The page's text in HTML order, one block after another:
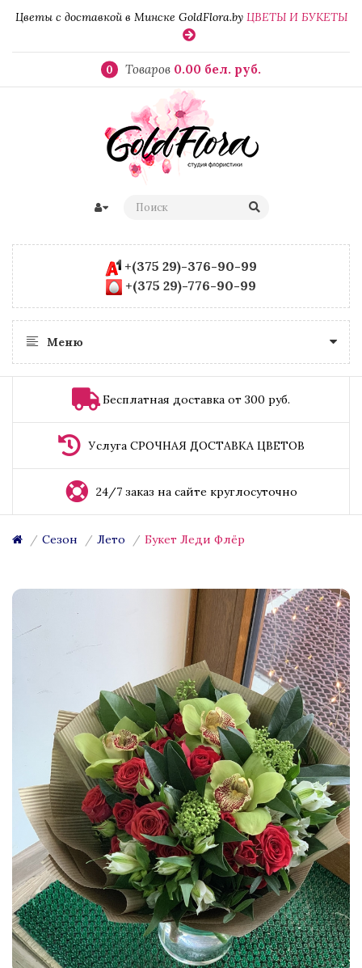
Цветы с доставкой в Минске GoldFlora.by ЦВЕТЫ И БУКЕТЫ
0 Товаров 0.00 бел. руб.
+(375 29)-376-90-99
+(375 29)-776-90-99
Меню
Бесплатная доставка от 300 руб.
Услуга СРОЧНАЯ ДОСТАВКА ЦВЕТОВ
24/7 заказ на сайте круглосуточно
Сезон Лето Букет Леди Флёр